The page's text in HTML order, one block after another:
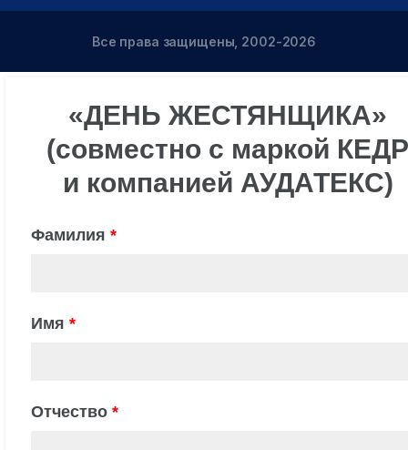
Все права защищены, 2002-2026